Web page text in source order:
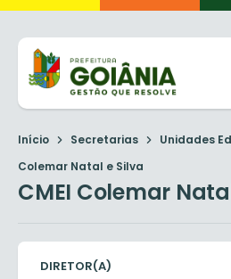
Início Secretarias Unidades
Colemar Natal e Silva
CMEI Colemar
DIRETOR(A)